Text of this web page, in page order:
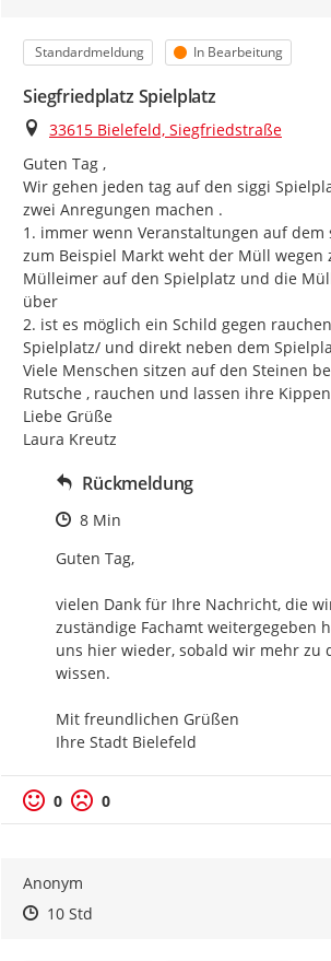
Kategorie
Standardmeldung Status
In Bearbeitung
Siegfriedplatz Spielplatz
Ort
33615 Bielefeld, Siegfriedstraße
Guten Tag ,
Wir gehen jeden tag auf den siggi
zwei Anregungen machen .
1. immer wenn Veranstaltungen auf dem
zum Beispiel Markt weht der Müll wegen
Mülleimer auf den Spielplatz und die
über
2. ist es möglich ein Schild gegen
Spielplatz/ und direkt neben dem
Viele Menschen sitzen auf den Steinen
Rutsche , rauchen und lassen ihre
Liebe Grüße
Laura Kreutz
Rückmeldung
Zeitpunkt des Erstellens
8 Min
Guten Tag,
vielen Dank für Ihre Nachricht, die
zuständige Fachamt weitergegeben
uns hier wieder, sobald wir mehr zu
wissen.
Mit freundlichen Grüßen
Ihre Stadt Bielefeld
0 0
Anonym
Zeitpunkt des Erstellens
Zeitpunkt des Erstellens
10 StdZur Äußerung